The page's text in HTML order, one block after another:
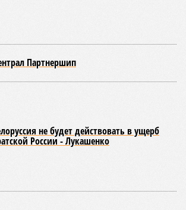
Партнершип
не будет действовать в ущерб
России - Лукашенко